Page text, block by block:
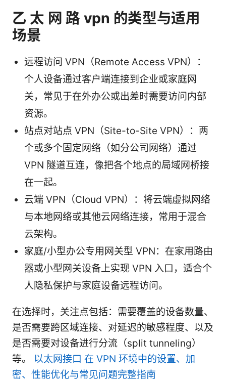
乙 太 网 路 vpn 的类型与适用
场景
远程访问 VPN（Remote Access VPN）：
个人设备通过客户端连接到企业或家庭网
关，常见于在外办公或出差时需要访问内部
资源。
站点对站点 VPN（Site-to-Site VPN）：两
个或多个固定网络（如分公司网络）通过
VPN 隧道互连，像把各个地点的局域网桥接
在一起。
云端 VPN（Cloud VPN）：将云端虚拟网络
与本地网络或其他云网络连接，常用于混合
云架构。
家庭/小型办公专用网关型 VPN：在家用路由
器或小型网关设备上实现 VPN 入口，适合个
人隐私保护与家庭设备远程访问。
在选择时，关注点包括：需要覆盖的设备数量、
是否需要跨区域连接、对延迟的敏感程度、以及
是否需要对设备进行分流（split tunneling）
等。 以太网接口 在 VPN 环境中的设置、加
密、性能优化与常见问题完整指南